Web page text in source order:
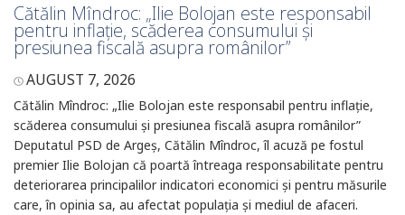
Cătălin Mîndroc: „Ilie Bolojan este responsabil
pentru inflație, scăderea consumului și
presiunea fiscală asupra românilor”
AUGUST 7, 2026
Cătălin Mîndroc: „Ilie Bolojan este responsabil pentru inflație,
scăderea consumului și presiunea fiscală asupra românilor”
Deputatul PSD de Argeș, Cătălin Mîndroc, îl acuză pe fostul
premier Ilie Bolojan că poartă întreaga responsabilitate pentru
deteriorarea principalilor indicatori economici și pentru măsurile
care, în opinia sa, au afectat populația și mediul de afaceri.